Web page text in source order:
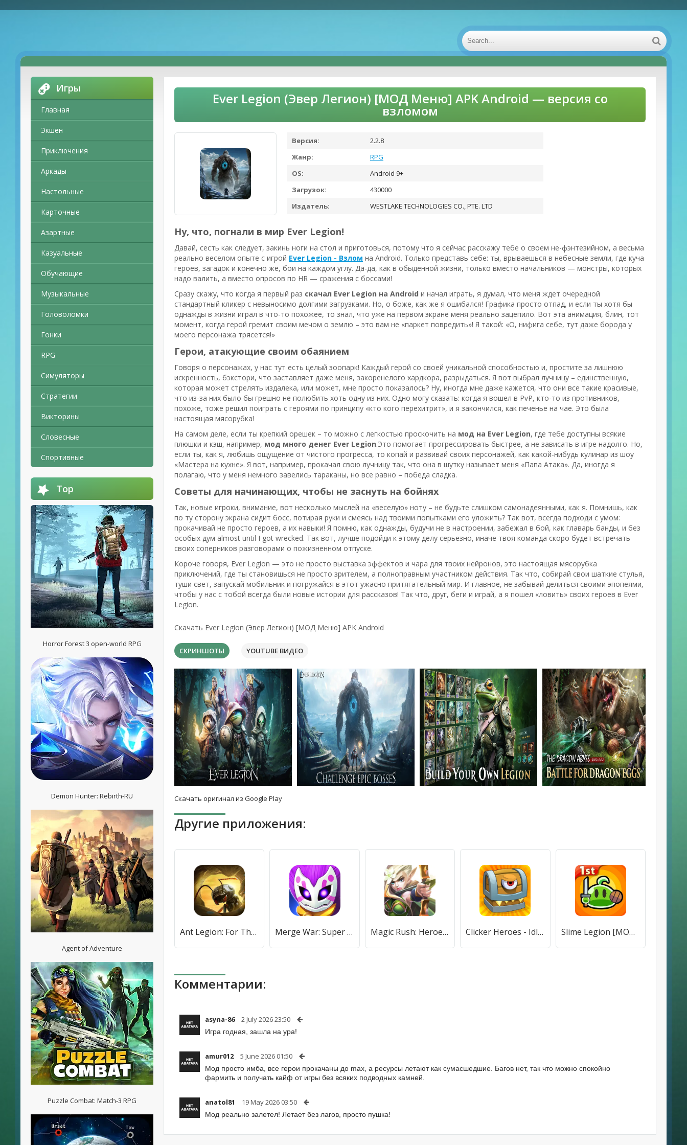
Игры
Главная
Экшен
Приключения
Аркады
Настольные
Карточные
Азартные
Казуальные
Обучающие
Музыкальные
Головоломки
Гонки
RPG
Симуляторы
Стратегии
Викторины
Словесные
Спортивные
Top
Horror Forest 3 open-world RPG
Demon Hunter: Rebirth-RU
Agent of Adventure
Puzzle Combat: Match-3 RPG
Ever Legion (Эвер Легион) [МОД Меню] APK Android — версия со
взломом
Версия:
2.2.8
Жанр:
RPG
OS:
Android 9+
Загрузок:
430000
Издатель:
WESTLAKE TECHNOLOGIES CO., PTE. LTD
Ну, что, погнали в мир Ever Legion!
Давай, сесть как следует, закинь ноги на стол и приготовься, потому что я сейчас расскажу тебе о своем не-фэнтезийном, а весьма
реально веселом опыте с игрой Ever Legion - Взлом на Android. Только представь себе: ты, врываешься в небесные земли, где куча
героев, загадок и конечно же, бои на каждом углу. Да-да, как в обыденной жизни, только вместо начальников — монстры, которых
надо валить, а вместо опросов по HR — сражения с боссами!
Сразу скажу, что когда я первый раз скачал Ever Legion на Android и начал играть, я думал, что меня ждет очередной
стандартный кликер с невыносимо долгими загрузками. Но, о боже, как же я ошибался! Графика просто отпад, и если ты хотя бы
однажды в жизни играл в что-то похожее, то знал, что уже на первом экране меня реально зацепило. Вот эта анимация, блин, тот
момент, когда герой гремит своим мечом о землю – это вам не «паркет повредить»! Я такой: «О, нифига себе, тут даже борода у
моего персонажа трясется!»
Герои, атакующие своим обаянием
Говоря о персонажах, у нас тут есть целый зоопарк! Каждый герой со своей уникальной способностью и, простите за лишнюю
искренность, бэкстори, что заставляет даже меня, закоренелого хардкора, разрыдаться. Я вот выбрал лучницу – единственную,
которая может стрелять издалека, или может, мне просто показалось? Ну, иногда мне даже кажется, что они все такие красивые,
что из-за них было бы грешно не полюбить хоть одну из них. Одно могу сказать: когда я вошел в PvP, кто-то из противников,
похоже, тоже решил поиграть с героями по принципу «кто кого перехитрит», и я закончился, как печенье на чае. Это была
настоящая мясорубка!
На самом деле, если ты крепкий орешек – то можно с легкостью проскочить на мод на Ever Legion, где тебе доступны всякие
плюшки и кэш, например, мод много денег Ever Legion.Это помогает прогрессировать быстрее, а не зависать в игре надолго. Но,
если ты, как я, любишь ощущение от чистого прогресса, то копай и развивай своих персонажей, как какой-нибудь кулинар из шоу
«Мастера на кухне». Я вот, например, прокачал свою лучницу так, что она в шутку называет меня «Папа Атака». Да, иногда я
полагаю, что у меня немного завелись тараканы, но все равно – победа сладка.
Советы для начинающих, чтобы не заснуть на бойнях
Так, новые игроки, внимание, вот несколько мыслей на «веселую» ноту – не будьте слишком самонадеянными, как я. Помнишь, как
по ту сторону экрана сидит босс, потирая руки и смеясь над твоими попытками его уложить? Так вот, всегда подходи с умом:
прокачивай не просто героев, а их навыки! Я помню, как однажды, будучи не в настроении, забежал в бой, как главарь банды, и без
особых дум almost until I got wrecked. Так вот, лучше подойди к этому делу серьезно, иначе твоя команда скоро будет встречать
своих соперников разговорами о пожизненном отпуске.
Короче говоря, Ever Legion — это не просто выставка эффектов и чара для твоих нейронов, это настоящая мясорубка
приключений, где ты становишься не просто зрителем, а полноправным участником действия. Так что, собирай свои шаткие стулья,
туши свет, запускай мобильник и погружайся в этот ужасно притягательный мир. И главное, не забывай делиться своими эпопеями,
чтобы у нас с тобой всегда были новые истории для рассказов! Так что, друг, беги и играй, а я пошел «ловить» своих героев в Ever
Legion.
Скачать Ever Legion (Эвер Легион) [МОД Меню] APK Android
СКРИНШОТЫ YOUTUBE ВИДЕО
Скачать оригинал из Google Play
Другие приложения:
Ant Legion: For The Swarm (Ант Легион) [МОД Бесконечные монеты] APK Android Merge War: Super Legion Master (Мердж Вар) [МОД Меню] APK Android Magic Rush: Heroes (Меджик Раш) [МОД Все открыто] APK Android Clicker Heroes - Idle RPG (Кликер Герои) [МОД Mega Pack] APK Android Slime Legion [МОД Premium] APK Android
Комментарии:
asyna-86 2 July 2026 23:50
Игра годная, зашла на ура!
amur012 5 June 2026 01:50
Мод просто имба, все герои прокачаны до max, а ресурсы летают как сумасшедшие. Багов нет, так что можно спокойно
фармить и получать кайф от игры без всяких подводных камней.
anatol81 19 May 2026 03:50
Мод реально залетел! Летает без лагов, просто пушка!